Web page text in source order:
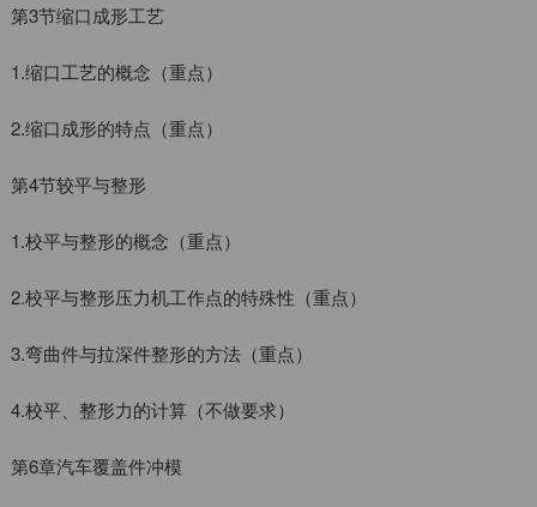
第3节缩口成形工艺
1.缩口工艺的概念（重点）
2.缩口成形的特点（重点）
第4节较平与整形
1.校平与整形的概念（重点）
2.校平与整形压力机工作点的特殊性（重点）
3.弯曲件与拉深件整形的方法（重点）
4.校平、整形力的计算（不做要求）
第6章汽车覆盖件冲模